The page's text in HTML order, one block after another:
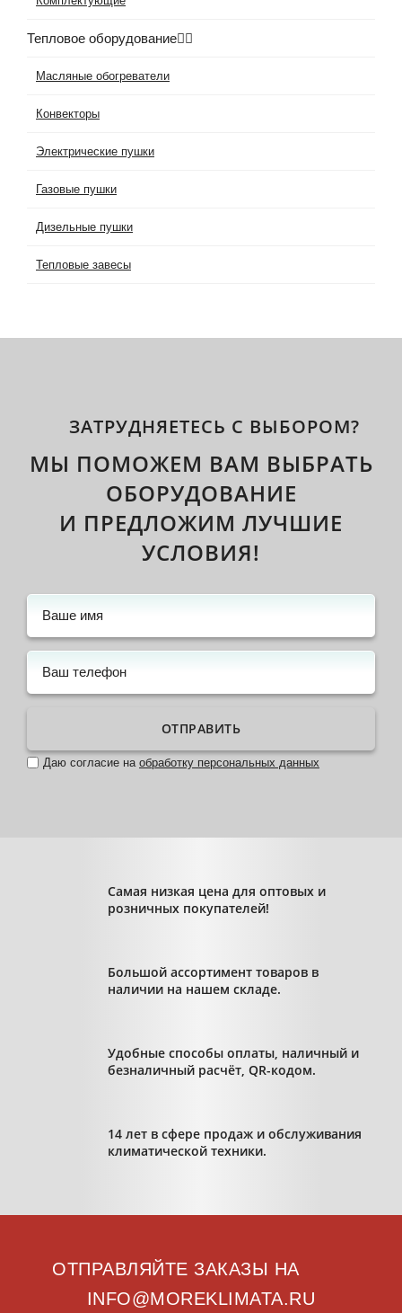
Тепловое оборудование
Масляные обогреватели
Конвекторы
Электрические пушки
Газовые пушки
Дизельные пушки
Тепловые завесы
ЗАТРУДНЯЕТЕСЬ С ВЫБОРОМ?
МЫ ПОМОЖЕМ ВАМ ВЫБРАТЬ
ОБОРУДОВАНИЕ
И ПРЕДЛОЖИМ ЛУЧШИЕ
УСЛОВИЯ!
ОТПРАВИТЬ
Даю согласие на обработку персональных данных
Самая низкая цена для оптовых и
розничных покупателей!
Большой ассортимент товаров в
наличии на нашем складе.
Удобные способы оплаты, наличный и
безналичный расчёт, QR-кодом.
14 лет в сфере продаж и обслуживания
климатической техники.
ОТПРАВЛЯЙТЕ ЗАКАЗЫ НА
INFO@MOREKLIMATA.RU